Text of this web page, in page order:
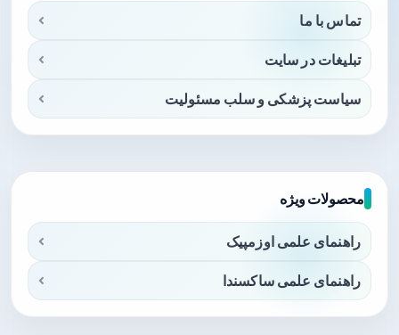
تماس با ما
تبلیغات در سایت
سیاست پزشکی و سلب مسئولیت
محصولات ویژه
راهنمای علمی اوزمپیک
راهنمای علمی ساکسندا